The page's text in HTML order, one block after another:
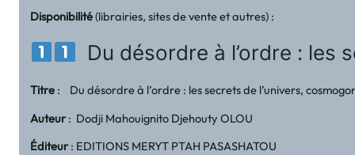
Disponibilité(librairies, sites de vente et autres) :
Du désordre à l’ordre : les
Titre : Du désordre à l’ordre : les secrets de l’univers,
Auteur: Dodji Mahouignito Djehouty OLOU
Éditeur: EDITIONS MERYT PTAH PASASHATOU